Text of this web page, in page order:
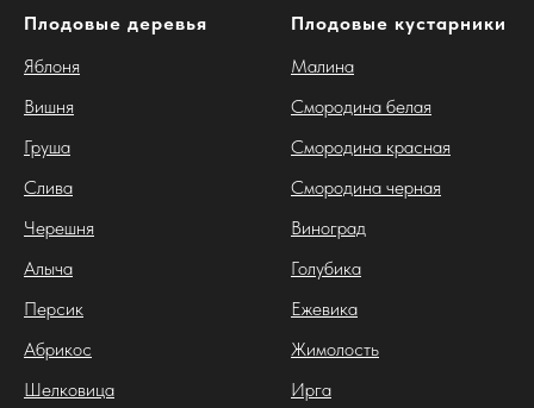
Плодовые деревья
Яблоня
Вишня
Груша
Слива
Черешня
Алыча
Персик
Абрикос
Шелковица
Плодовые кустарники
Малина
Смородина белая
Смородина красная
Смородина черная
Виноград
Голубика
Ежевика
Жимолость
Ирга